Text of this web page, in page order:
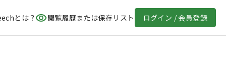
とは？ 閲覧履歴または保存リスト ログイン / 会員登録